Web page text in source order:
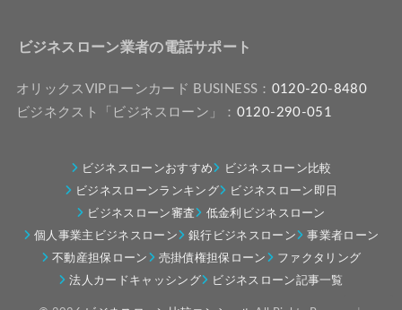
ビジネスローン業者の電話サポート
オリックスVIPローンカード BUSINESS： 0120-20-8480
ビジネクスト「ビジネスローン」： 0120-290-051
ビジネスローンおすすめ
ビジネスローン比較
ビジネスローンランキング
ビジネスローン即日
ビジネスローン審査
低金利ビジネスローン
個人事業主ビジネスローン
銀行ビジネスローン
事業者ローン
不動産担保ローン
売掛債権担保ローン
ファクタリング
法人カードキャッシング
ビジネスローン記事一覧